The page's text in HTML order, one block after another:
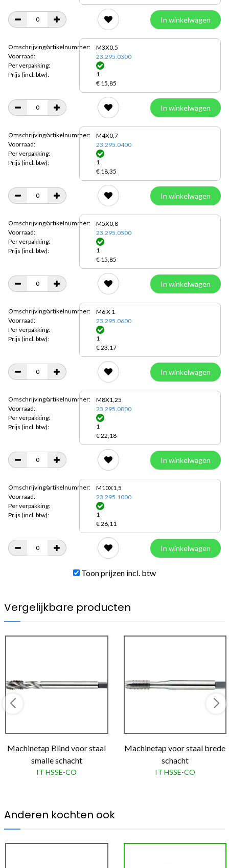
In winkelwagen
Omschrijving/artikelnummer:
Voorraad:
Per verpakking:
Prijs (incl. btw):
M3X0,5
23.295.0300
1
€ 15,85
In winkelwagen
Omschrijving/artikelnummer:
Voorraad:
Per verpakking:
Prijs (incl. btw):
M4X0,7
23.295.0400
1
€ 18,35
In winkelwagen
Omschrijving/artikelnummer:
Voorraad:
Per verpakking:
Prijs (incl. btw):
M5X0,8
23.295.0500
1
€ 15,85
In winkelwagen
Omschrijving/artikelnummer:
Voorraad:
Per verpakking:
Prijs (incl. btw):
M6 X 1
23.295.0600
1
€ 23,17
In winkelwagen
Omschrijving/artikelnummer:
Voorraad:
Per verpakking:
Prijs (incl. btw):
M8X1,25
23.295.0800
1
€ 22,18
In winkelwagen
Omschrijving/artikelnummer:
Voorraad:
Per verpakking:
Prijs (incl. btw):
M10X1,5
23.295.1000
1
€ 26,11
In winkelwagen
Toon prijzen incl. btw
Vergelijkbare producten
Machinetap Blind voor staal
smalle schacht
IT HSSE-CO
Machinetap voor staal brede
schacht
IT HSSE-CO
Anderen kochten ook